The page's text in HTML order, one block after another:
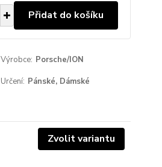
Přidat do košíku
Výrobce: Porsche/ION
Určení: Pánské, Dámské
Zvolit variantu